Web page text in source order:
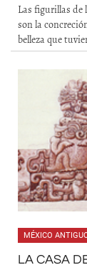
Las figurillas de
son la
belleza que
MÉXICO
LA CASA